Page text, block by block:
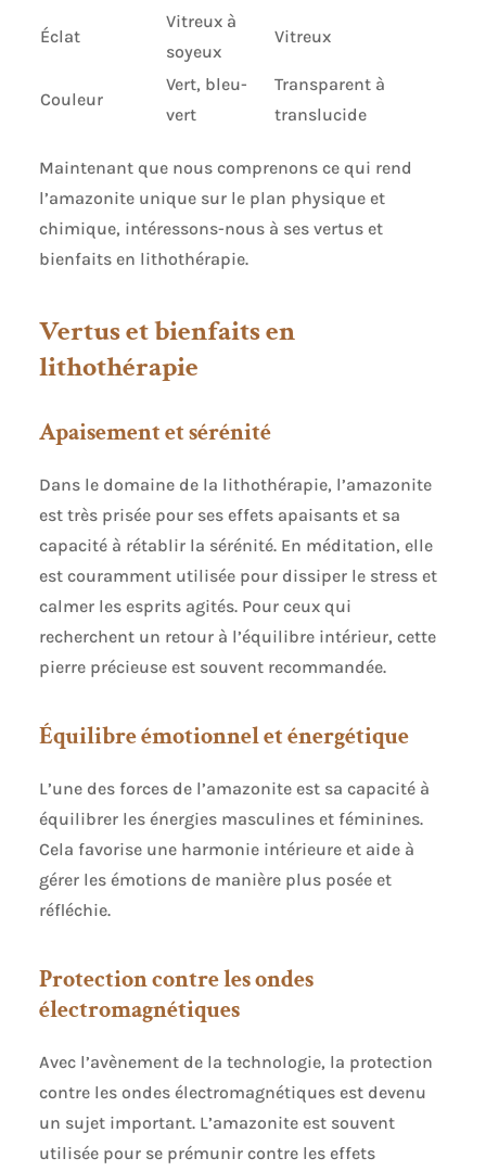
Éclat
Vitreux à
soyeux
Vitreux
Couleur
Vert, bleu-
vert
Transparent à
translucide
Maintenant que nous comprenons ce qui rend
l’amazonite unique sur le plan physique et
chimique, intéressons-nous à ses vertus et
bienfaits en lithothérapie.
Vertus et bienfaits en
lithothérapie
Apaisement et sérénité
Dans le domaine de la lithothérapie, l’amazonite
est très prisée pour ses effets apaisants et sa
capacité à rétablir la sérénité. En méditation, elle
est couramment utilisée pour dissiper le stress et
calmer les esprits agités. Pour ceux qui
recherchent un retour à l’équilibre intérieur, cette
pierre précieuse est souvent recommandée.
Équilibre émotionnel et énergétique
L’une des forces de l’amazonite est sa capacité à
équilibrer les énergies masculines et féminines.
Cela favorise une harmonie intérieure et aide à
gérer les émotions de manière plus posée et
réfléchie.
Protection contre les ondes
électromagnétiques
Avec l’avènement de la technologie, la protection
contre les ondes électromagnétiques est devenu
un sujet important. L’amazonite est souvent
utilisée pour se prémunir contre les effets